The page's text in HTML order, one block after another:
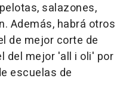
salazones,
Además, habrá otros
de mejor corte de
del mejor 'all i oli' por
escuelas de